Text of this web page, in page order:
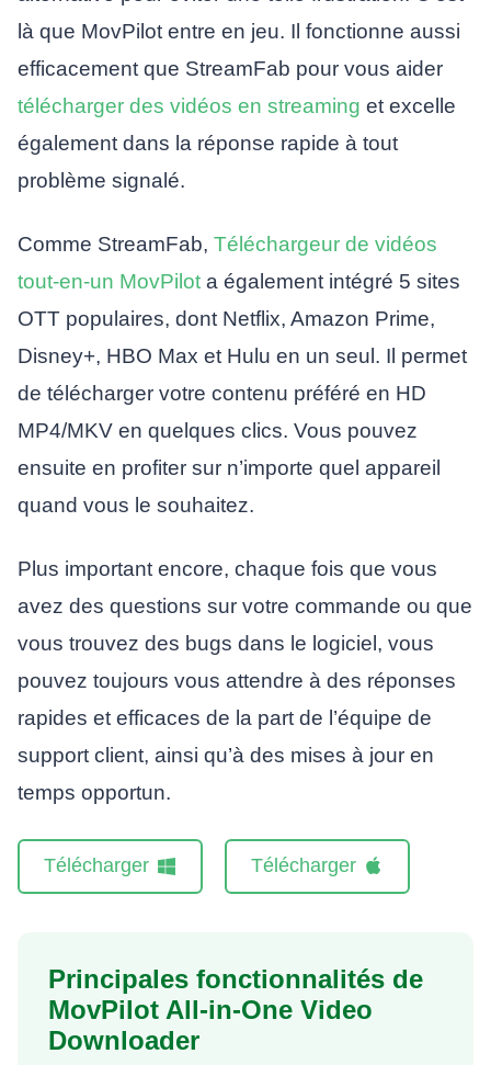
là que MovPilot entre en jeu. Il fonctionne aussi
efficacement que StreamFab pour vous aider
télécharger des vidéos en streaming et excelle
également dans la réponse rapide à tout
problème signalé.
Comme StreamFab, Téléchargeur de vidéos
tout-en-un MovPilota également intégré 5 sites
OTT populaires, dont Netflix, Amazon Prime,
Disney+, HBO Max et Hulu en un seul. Il permet
de télécharger votre contenu préféré en HD
MP4/MKV en quelques clics. Vous pouvez
ensuite en profiter sur n’importe quel appareil
quand vous le souhaitez.
Plus important encore, chaque fois que vous
avez des questions sur votre commande ou que
vous trouvez des bugs dans le logiciel, vous
pouvez toujours vous attendre à des réponses
rapides et efficaces de la part de l’équipe de
support client, ainsi qu’à des mises à jour en
temps opportun.
Télécharger Télécharger
Principales fonctionnalités de
MovPilot All-in-One Video
Downloader